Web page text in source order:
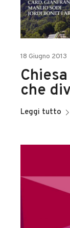
18 Giugno 2013
che
Leggi tutto